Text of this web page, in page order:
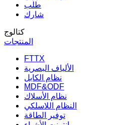
طلب
شارك
كتالوج
المنتجات
FTTX
الألياف البصرية
نظام الكابل
MDF&ODF
نظام الأسلاك
النظام اللاسلكي
توفير الطاقة